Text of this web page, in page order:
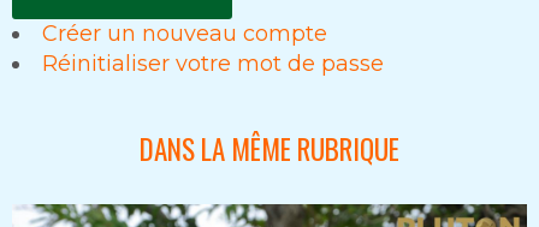
Créer un nouveau compte
Réinitialiser votre mot de passe
DANS LA MÊME RUBRIQUE